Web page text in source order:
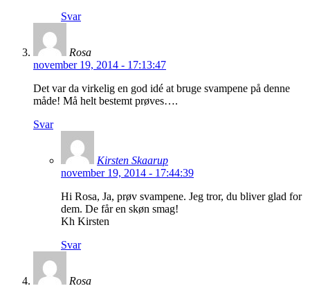
Svar
Rosa
november 19, 2014 - 17:13:47
Det var da virkelig en god idé at bruge svampene på denne
måde! Må helt bestemt prøves….
Svar
Kirsten Skaarup
november 19, 2014 - 17:44:39
Hi Rosa, Ja, prøv svampene. Jeg tror, du bliver glad for
dem. De får en skøn smag!
Kh Kirsten
Svar
Rosa